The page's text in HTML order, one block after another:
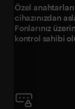
Özel
cihazınızdan
Fonlarınız
kontrol sahibi